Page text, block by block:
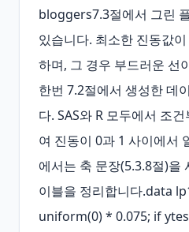
bloggers7.3절에서 그린
있습니다. 최소한 진동값
하며, 그 경우 부드러운 선
한번 7.2절에서 생성한 데
다. SAS와 R 모두에서 조
여 진동이 0과 1 사이에서
에서는 축 문장(5.3.8절)을
이블을 정리합니다.data
uniform(0) * 0.075; if